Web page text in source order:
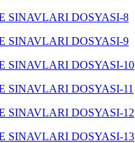
SINAVLARI DOSYASI-8
SINAVLARI DOSYASI-9
SINAVLARI DOSYASI-10
SINAVLARI DOSYASI-11
SINAVLARI DOSYASI-12
SINAVLARI DOSYASI-13